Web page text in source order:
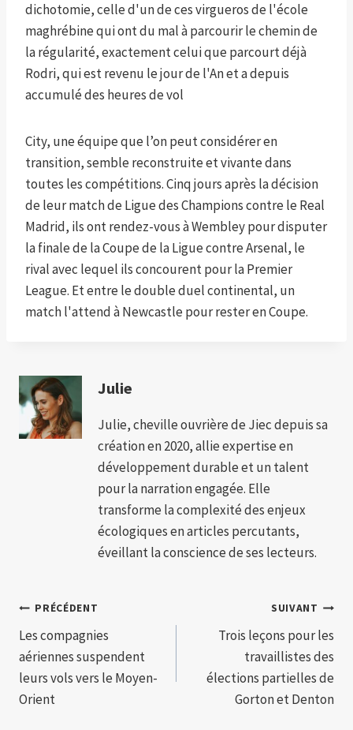
dichotomie, celle d'un de ces virgueros de l'école
maghrébine qui ont du mal à parcourir le chemin de
la régularité, exactement celui que parcourt déjà
Rodri, qui est revenu le jour de l'An et a depuis
accumulé des heures de vol
City, une équipe que l’on peut considérer en
transition, semble reconstruite et vivante dans
toutes les compétitions. Cinq jours après la décision
de leur match de Ligue des Champions contre le Real
Madrid, ils ont rendez-vous à Wembley pour disputer
la finale de la Coupe de la Ligue contre Arsenal, le
rival avec lequel ils concourent pour la Premier
League. Et entre le double duel continental, un
match l'attend à Newcastle pour rester en Coupe.
Julie
Julie, cheville ouvrière de Jiec depuis sa
création en 2020, allie expertise en
développement durable et un talent
pour la narration engagée. Elle
transforme la complexité des enjeux
écologiques en articles percutants,
éveillant la conscience de ses lecteurs.
Navigation
de
l’article
PRÉCÉDENT
Les compagnies
aériennes suspendent
leurs vols vers le Moyen-
Orient
SUIVANT
Trois leçons pour les
travaillistes des
élections partielles de
Gorton et Denton